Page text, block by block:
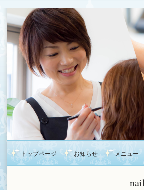
トップページ お知らせ メニュー